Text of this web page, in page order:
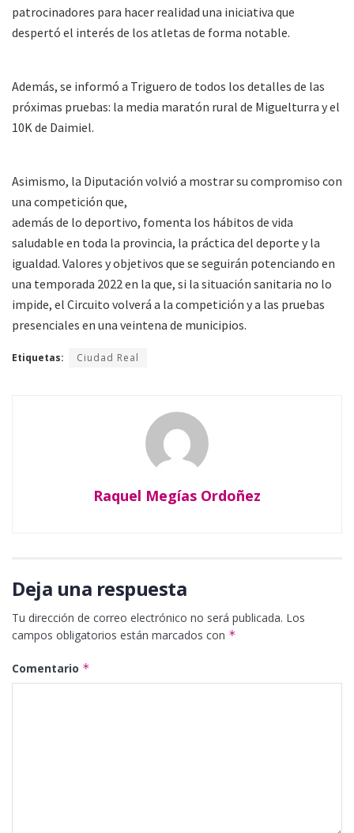
patrocinadores para hacer realidad una iniciativa que
despertó el interés de los atletas de forma notable.
Además, se informó a Triguero de todos los detalles de las
próximas pruebas: la media maratón rural de Miguelturra y el
10K de Daimiel.
Asimismo, la Diputación volvió a mostrar su compromiso con
una competición que,
además de lo deportivo, fomenta los hábitos de vida
saludable en toda la provincia, la práctica del deporte y la
igualdad. Valores y objetivos que se seguirán potenciando en
una temporada 2022 en la que, si la situación sanitaria no lo
impide, el Circuito volverá a la competición y a las pruebas
presenciales en una veintena de municipios.
Etiquetas: Ciudad Real
Raquel Megías Ordoñez
Deja una respuesta
Tu dirección de correo electrónico no será publicada. Los
campos obligatorios están marcados con *
Comentario *